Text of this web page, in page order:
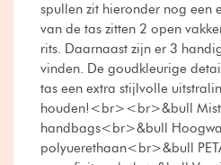
spullen zit hieronder nog een
van de tas zitten 2 open
rits. Daarnaast zijn er 3
vinden. De goudkleurige
tas een extra stijlvolle
houden!<br><br>&bull
handbags<br>&bull
polyuerethaan<br>&bull